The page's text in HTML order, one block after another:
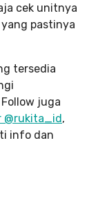
cek unitnya
pastinya
tersedia
juga
@rukita_id,
info dan